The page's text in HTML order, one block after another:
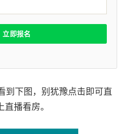
到下图，别犹豫点击即可直
播看房。